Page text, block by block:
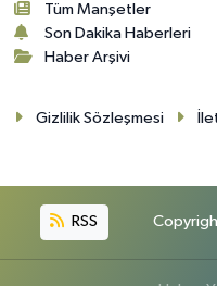
Tüm Manşetler
Son Dakika Haberleri
Haber Arşivi
Gizlilik Sözleşmesi
RSS